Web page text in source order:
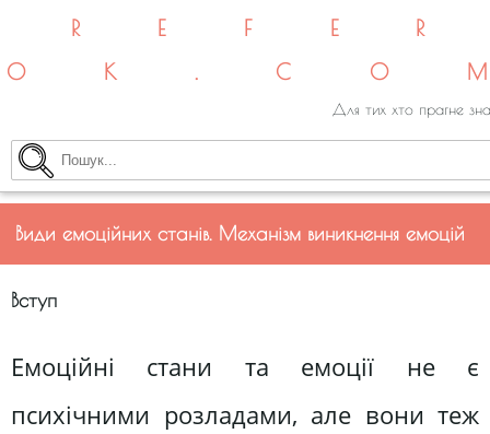
Для тих хто прагне
Види емоційних станів. Механізм виникнення емоцій
Вступ
Емоційні стани та емоції не є
психічними розладами, але вони теж